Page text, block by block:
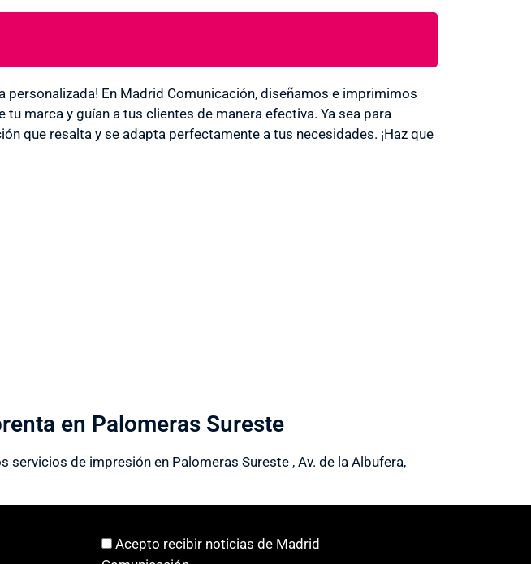
personalizada! En Madrid Comunicación, diseñamos e imprimimos
marca y guían a tus clientes de manera efectiva. Ya sea para
que resalta y se adapta perfectamente a tus necesidades. ¡Haz que
en Palomeras Sureste
de impresión en Palomeras Sureste , Av. de la Albufera,
Acepto recibir noticias de Madrid